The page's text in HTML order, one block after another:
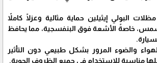
البولي إيثيلين حماية مثالية وعزلًا كاملاً
خاصةً الأشعة فوق البنفسجية، مما يحافظ
والضوء المرور بشكل طبيعي دون التأثير
مناسبة للاستخدام في جميع الظروف الجوية.